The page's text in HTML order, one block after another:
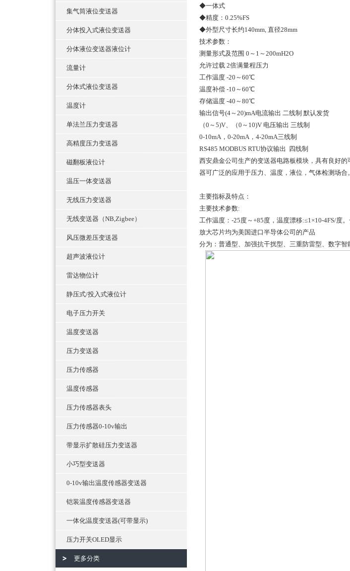
集气筒液位变送器
分体投入式液位变送器
分体液位变送器液位计
流量计
分体式液位变送器
温度计
单法兰压力变送器
高精度压力变送器
磁翻板液位计
温压一体变送器
无线压力变送器
无线变送器（NB,Zigbee）
风压微差压变送器
超声波液位计
雷达物位计
静压式/投入式液位计
电子压力开关
温度变送器
压力变送器
压力传感器
温度传感器
压力传感器表头
压力传感器0-10v输出
带显示扩散硅压力变送器
小巧型变送器
0-10v输出温度传感器变送器
铠装温度传感器变送器
一体化温度变送器(可带显示)
压力开关OLED显示
更多分类
◆一体式
◆精度：0.25%FS
◆外型尺寸长约140mm, 直径28mm
技术参数：
测量形式及范围 0～1～200mH2O
允许过载 2倍满量程压力
工作温度 -20～60℃
温度补偿 -10～60℃
存储温度 -40～80℃
输出信号(4～20)mA电流输出 二线制 默认发货
（0～5)V、（0～10)V 电压输出 三线制
0-10mA，0-20mA，4-20mA三线制
RS485 MODBUS RTU协议输出 四线制
西安鼎金公司生产的变送器电路板模块，具有良好
器可广泛的应用于压力、温度，液位，气体检测场合。
主要指标及特点：
主要技术参数:
工作温度：-25度～+85度，温度漂移:≤1×10-4FS/度
放大芯片均为美国进口半导体公司的产品
分为：普通型、加强抗干扰型、三重防雷型、数字智